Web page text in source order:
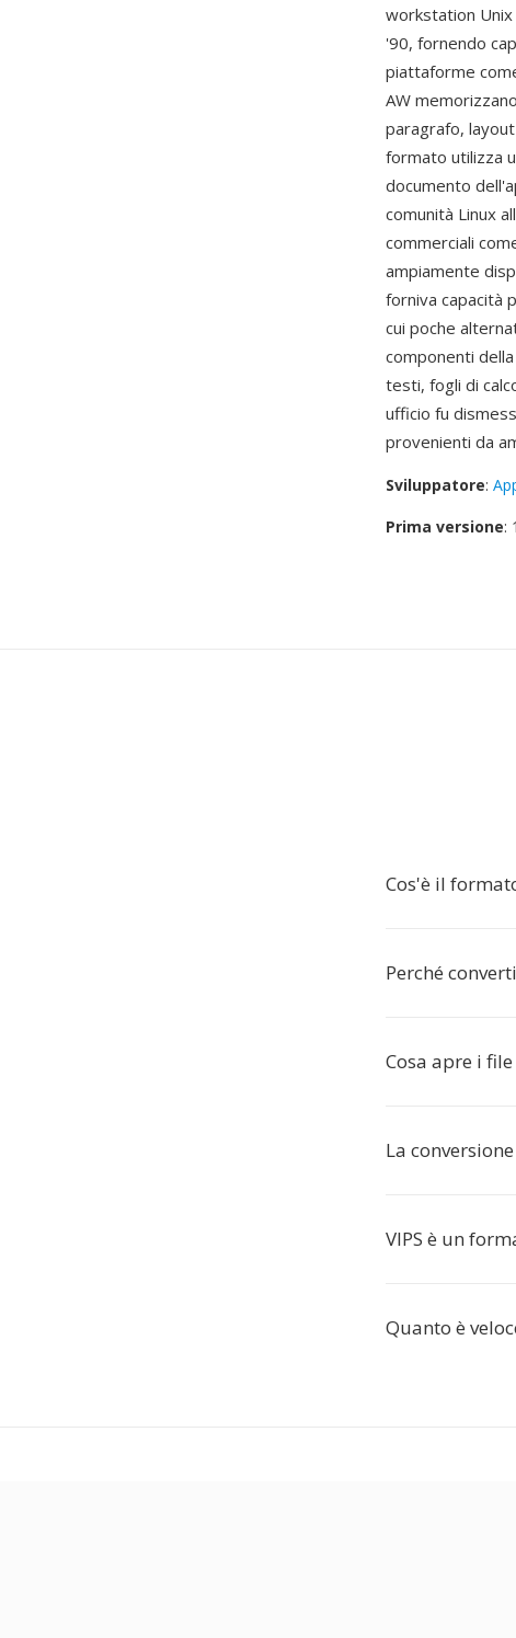
workstation
'90, fornendo
piattaforme
AW
paragrafo,
formato utilizza
documento
comunità Linux
commerciali
ampiamente
forniva capacità
cui poche
componenti
testi, fogli di
ufficio fu
provenienti da
Sviluppatore:
Prima versione:
Cos'è il
Perché
Cosa apre i file
La
VIPS è un
Quanto è